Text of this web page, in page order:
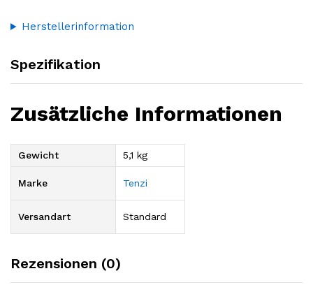
Herstellerinformation
Spezifikation
Zusätzliche Informationen
Gewicht 5,1 kg
Marke Tenzi
Versandart Standard
Rezensionen (0)